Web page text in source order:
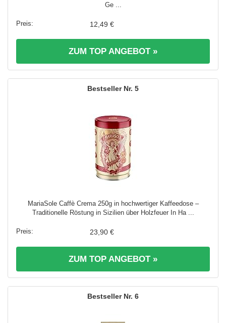
Ge ...
12,49 €
ZUM TOP ANGEBOT »
5
MariaSole Caffè Crema 250g in hochwertiger Kaffeedose –
Traditionelle Röstung in Sizilien über Holzfeuer In Ha ...
23,90 €
ZUM TOP ANGEBOT »
6